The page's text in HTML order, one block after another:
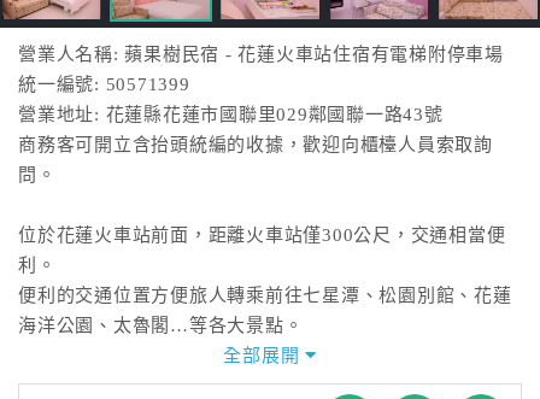
店
訂
房
HOT
特
民
宿
球
營業人名稱: 蘋果樹民宿 - 花蓮火車站住宿有電梯附停車場
統一編號: 50571399
營業地址: 花蓮縣花蓮市國聯里029鄰國聯一路43號
商務客可開立含抬頭統編的收據，歡迎向櫃檯人員索取詢
問。
位於花蓮火車站前面，距離火車站僅300公尺，交通相當便
利。
便利的交通位置方便旅人轉乘前往七星潭、松園別館、花蓮
海洋公園、太魯閣…等各大景點。
夜晚您則可輕鬆踏遊自強夜市或彩虹夜市，隨心所欲享受美
味而道地的後山小吃，來場最自由暢快的花蓮之旅。
全部展開